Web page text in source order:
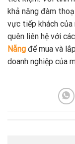
khả năng đàm
vực tiếp khách
quên liên hệ với
Nẵng để mua và
doanh nghiệp của